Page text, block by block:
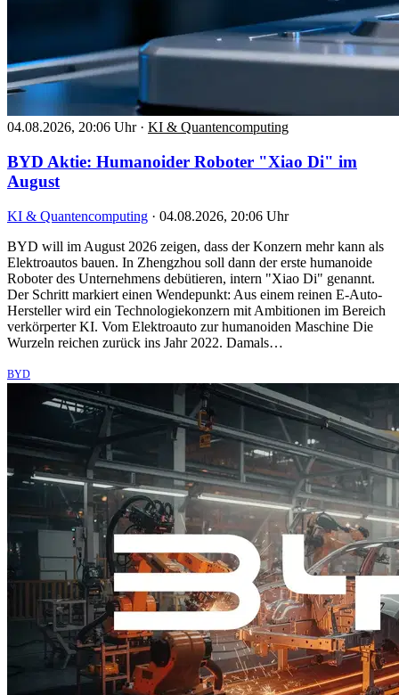
04.08.2026, 20:06 Uhr · KI & Quantencomputing
BYD Aktie: Humanoider Roboter "Xiao Di" im
August
KI & Quantencomputing · 04.08.2026, 20:06 Uhr
BYD will im August 2026 zeigen, dass der Konzern mehr kann als
Elektroautos bauen. In Zhengzhou soll dann der erste humanoide
Roboter des Unternehmens debütieren, intern "Xiao Di" genannt.
Der Schritt markiert einen Wendepunkt: Aus einem reinen E-Auto-
Hersteller wird ein Technologiekonzern mit Ambitionen im Bereich
verkörperter KI. Vom Elektroauto zur humanoiden Maschine Die
Wurzeln reichen zurück ins Jahr 2022. Damals…
BYD